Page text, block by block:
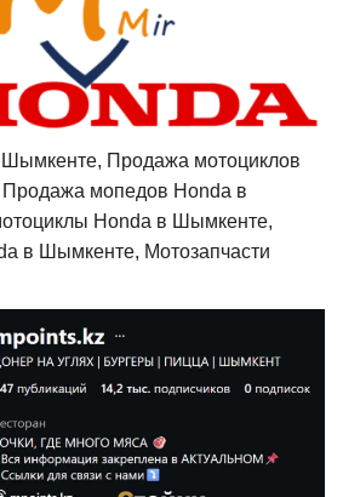
Продажа мотоциклов
мопедов Honda в
Honda в Шымкенте,
в Шымкенте, Мотозапчасти